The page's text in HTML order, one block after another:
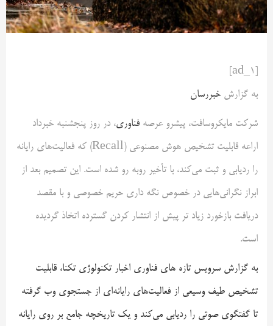
به گزارش خبررسان
شرکت مایکروسافت، پیشرو عرصه فناوری، در روز پنجشنبه خبرداد
اراعه قابلیت تشخیص هوش مصنوعی (Recall) که فعالیت‌های رایانه
را ردیابی و ثبت می‌کند، با تأخیر روبه رو شده است. این تصمیم بعد از
ابراز نگرانی‌هایی در خصوص نگه داری حریم خصوصی و با مقصد
دریافت بازخورد زیاد تر پیش از انتشار کردن گسترده اتخاذ گردیده
است.
به گزارش سرویس تازه های فناوری اخبار تکنولوژی تکنا، قابلیت
تشخیص طیف وسیعی از فعالیت‌های رایانه‌ای از جستجوی وب گرفته
تا گفتگوی صوتی را ردیابی می‌کند و یک تاریخچه‌ جامع بر روی رایانه